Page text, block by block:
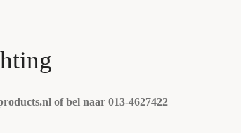
of bel naar 013-4627422